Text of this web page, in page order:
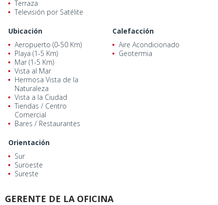
Terraza
Televisión por Satélite
Ubicación
Aeropuerto (0-50 Km)
Playa (1-5 Km)
Mar (1-5 Km)
Vista al Mar
Hermosa Vista de la
Naturaleza
Vista a la Ciudad
Tiendas / Centro
Comercial
Bares / Restaurantes
Calefacción
Aire Acondicionado
Geotermia
Orientación
Sur
Suroeste
Sureste
GERENTE DE LA OFICINA